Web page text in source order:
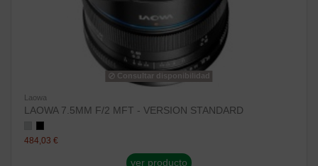
Consultar disponibilidad
Laowa
LAOWA 7.5MM F/2 MFT - VERSION STANDARD
484,03 €
ver producto